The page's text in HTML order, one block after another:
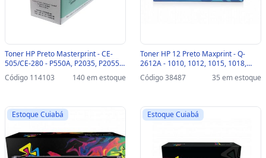
Toner HP Preto Masterprint - CE-
505/CE-280 - P550A, P2035, P2055 -
205010208
Código 114103 140 em estoque
Toner HP 12 Preto Maxprint - Q-
2612A - 1010, 1012, 1015, 1018,
1020, 1022, 3015, 3020, 3030, 3050,
3052, 3055 - 564231
Código 38487 35 em estoque
Estoque Cuiabá Estoque Cuiabá